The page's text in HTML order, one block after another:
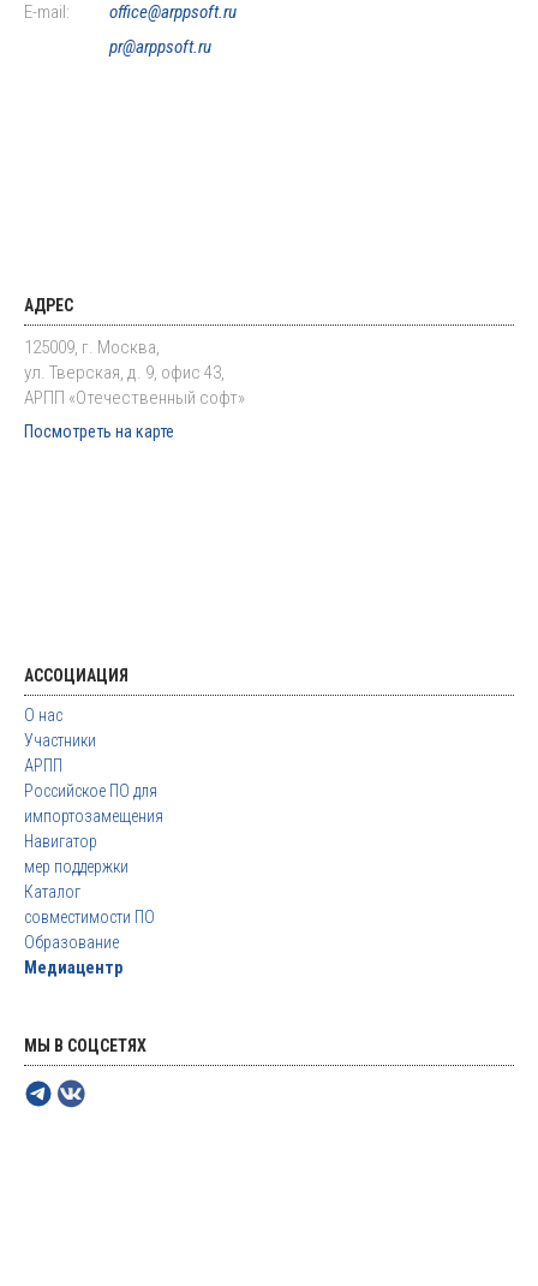
E-mail:
office@arppsoft.ru
pr@arppsoft.ru
АДРЕС
125009, г. Москва,
ул. Тверская, д. 9, офис 43,
АРПП «Отечественный софт»
Посмотреть на карте
АССОЦИАЦИЯ
О нас
Участники
АРПП
Российское ПО для
импортозамещения
Навигатор
мер поддержки
Каталог
совместимости ПО
Образование
Медиацентр
МЫ В СОЦСЕТЯХ